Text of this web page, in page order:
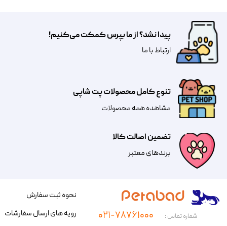
تضمین اصالت کالا
​​برندهای معتبر​​​​​​​
تنوع کامل محصولات پت شاپی
مشاهده همه محصولات
پیدا نشد؟ از ما بپرس کمکت می‌کنیم!
​​​ارتباط با ما
شماره تماس : ۰۲۱-۷۸۷۶۱۰۰۰
نحوه ثبت سفارش
رویه های ارسال سفارشات